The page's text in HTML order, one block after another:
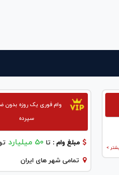
>
وام فوری یک روزه بدون
سپرده
مبلغ وام :تا 50 میلیارد
تمامی شهر های ایران